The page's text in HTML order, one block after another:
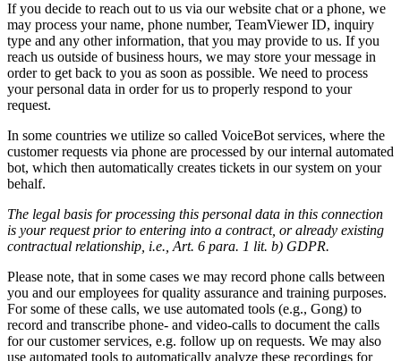
If you decide to reach out to us via our website chat or a phone, we
may process your name, phone number, TeamViewer ID, inquiry
type and any other information, that you may provide to us. If you
reach us outside of business hours, we may store your message in
order to get back to you as soon as possible. We need to process
your personal data in order for us to properly respond to your
request.
In some countries we utilize so called VoiceBot services, where the
customer requests via phone are processed by our internal automated
bot, which then automatically creates tickets in our system on your
behalf.
The legal basis for processing this personal data in this connection
is your request prior to entering into a contract, or already existing
contractual relationship, i.e., Art. 6 para. 1 lit. b) GDPR.
Please note, that in some cases we may record phone calls between
you and our employees for quality assurance and training purposes.
For some of these calls, we use automated tools (e.g., Gong) to
record and transcribe phone- and video-calls to document the calls
for our customer services, e.g. follow up on requests. We may also
use automated tools to automatically analyze these recordings for